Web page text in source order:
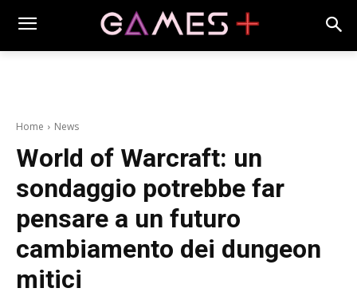
Home News
World of Warcraft: un
sondaggio potrebbe far
pensare a un futuro
cambiamento dei dungeon
mitici